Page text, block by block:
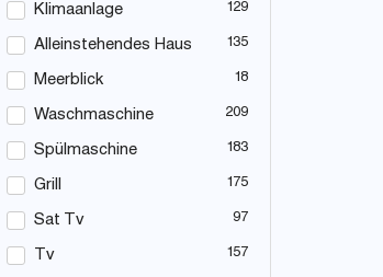
Klimaanlage 129
Alleinstehendes Haus 135
Meerblick 18
Waschmaschine 209
Spülmaschine 183
Grill 175
Sat Tv 97
Tv 157